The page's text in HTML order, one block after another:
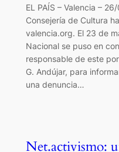
EL PAÍS – Valencia –
Consejería de Cultura
valencia.org. El 23 de
Nacional se puso en
responsable de este
G. Andújar, para
una denuncia…
Net.activismo: